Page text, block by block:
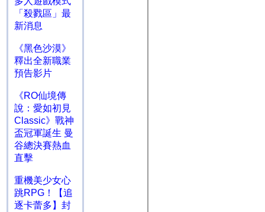
「殺戮區」最
新消息
《黑色沙漠》
釋出全新職業
預告影片
《RO仙境傳
說：愛如初見
Classic》戰神
盃冠軍誕生 曼
谷總決賽熱血
直擊
重機美少女心
跳RPG！【追
逐卡蕾多】封